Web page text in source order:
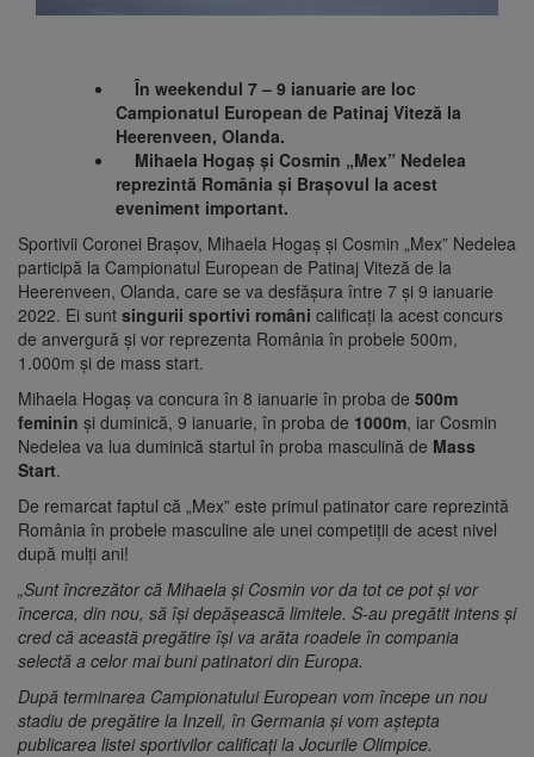
În weekendul 7 – 9 ianuarie are loc
Campionatul European de Patinaj Viteză la
Heerenveen, Olanda.
Mihaela Hogaș și Cosmin „Mex” Nedelea
reprezintă România și Brașovul la acest
eveniment important.
Sportivii Coronei Brașov, Mihaela Hogaș și Cosmin „Mex” Nedelea
participă la Campionatul European de Patinaj Viteză de la
Heerenveen, Olanda, care se va desfășura între 7 și 9 ianuarie
2022. Ei sunt singurii sportivi români calificați la acest concurs
de anvergură și vor reprezenta România în probele 500m,
1.000m și de mass start.
Mihaela Hogaș va concura în 8 ianuarie în proba de 500m
feminin și duminică, 9 ianuarie, în proba de 1000m, iar Cosmin
Nedelea va lua duminică startul în proba masculină de Mass
Start.
De remarcat faptul că „Mex” este primul patinator care reprezintă
România în probele masculine ale unei competiții de acest nivel
după mulți ani!
„Sunt încrezător că Mihaela și Cosmin vor da tot ce pot și vor
încerca, din nou, să își depășească limitele. S-au pregătit intens și
cred că această pregătire își va arăta roadele în compania
selectă a celor mai buni patinatori din Europa.
După terminarea Campionatului European vom începe un nou
stadiu de pregătire la Inzell, în Germania și vom aștepta
publicarea listei sportivilor calificați la Jocurile Olimpice.